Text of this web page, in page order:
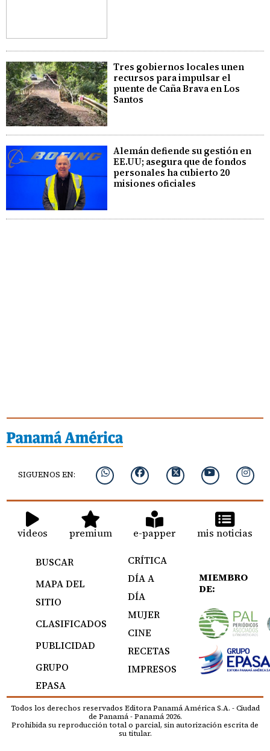
Tres gobiernos locales unen
recursos para impulsar el
puente de Caña Brava en Los
Santos
Alemán defiende su gestión en
EE.UU; asegura que de fondos
personales ha cubierto 20
misiones oficiales
SIGUENOS EN:
videos premium e-papper mis noticias
BUSCAR
MAPA DEL
SITIO
CLASIFICADOS
PUBLICIDAD
GRUPO
EPASA
CRÍTICA
DÍA A
DÍA
MUJER
CINE
RECETAS
IMPRESOS
MIEMBRO
DE:
Todos los derechos reservados Editora Panamá América S.A. - Ciudad
de Panamá - Panamá 2026.
Prohibida su reproducción total o parcial, sin autorización escrita de
su titular.